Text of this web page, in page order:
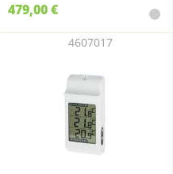
479,00 €
4607017